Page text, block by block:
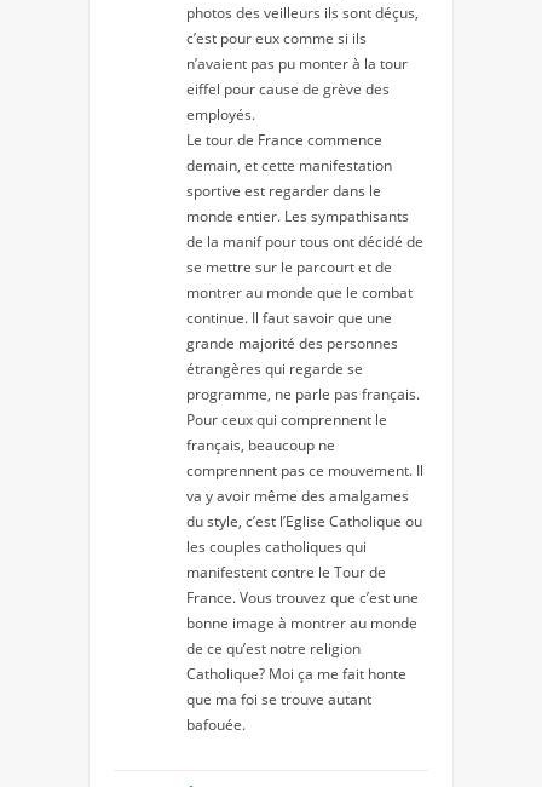
photos des veilleurs ils sont déçus,
c’est pour eux comme si ils
n’avaient pas pu monter à la tour
eiffel pour cause de grève des
employés.
Le tour de France commence
demain, et cette manifestation
sportive est regarder dans le
monde entier. Les sympathisants
de la manif pour tous ont décidé de
se mettre sur le parcourt et de
montrer au monde que le combat
continue. Il faut savoir que une
grande majorité des personnes
étrangères qui regarde se
programme, ne parle pas français.
Pour ceux qui comprennent le
français, beaucoup ne
comprennent pas ce mouvement. Il
va y avoir même des amalgames
du style, c’est l’Eglise Catholique ou
les couples catholiques qui
manifestent contre le Tour de
France. Vous trouvez que c’est une
bonne image à montrer au monde
de ce qu’est notre religion
Catholique? Moi ça me fait honte
que ma foi se trouve autant
bafouée.